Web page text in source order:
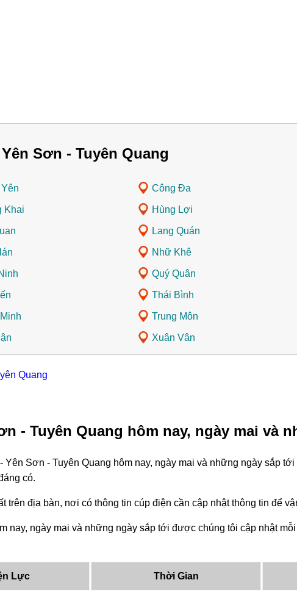
Sơn - Tuyên Quang
Công Đa
Khai Hùng Lợi
Lang Quán
Nhữ Khê
Quý Quân
Thái Bình
Trung Môn
Xuân Vân
Quang
- Tuyên Quang hôm nay, ngày mai và
Sơn - Tuyên Quang hôm nay, ngày mai và những ngày sắp
có.
địa bàn, nơi có thông tin cúp điện cần cập nhật thông tin để
nay, ngày mai và những ngày sắp tới được chúng tôi cập nhật
Lực Thời Gian